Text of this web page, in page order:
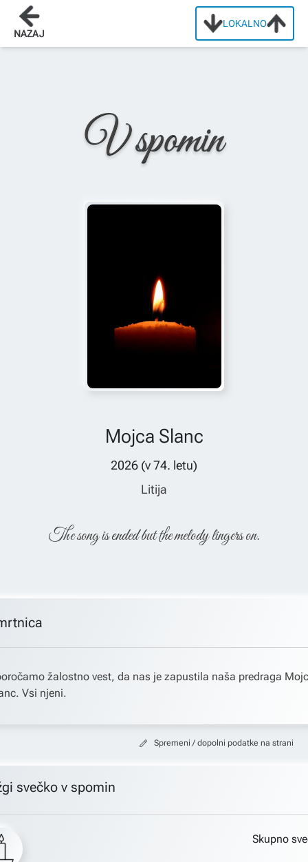
LOKALNO
NAZAJ
Domov
V spomin
Mojca Slanc
2026 (v74. letu)
Litija
The song is ended but the melody lingers on.
žalostno vest, da nas je zapustila naša predraga
Vsi njeni.
Spremeni / dopolni podatke na strani
svečko v spomin
Skupno